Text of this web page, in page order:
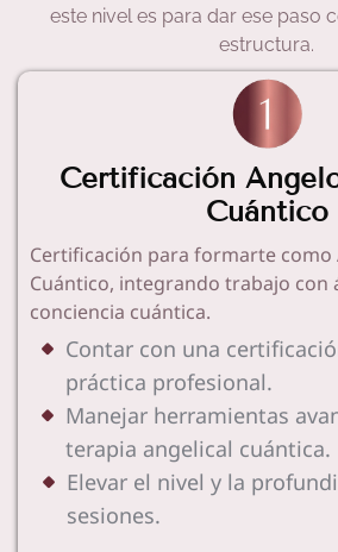
este nivel es para dar ese paso
estructura.
Certificación
Cuántico
Certificación para formarte
Cuántico, integrando trabajo con
conciencia cuántica.
Contar con una
práctica profesional.
Manejar herramientas
terapia angelical cuántica.
Elevar el nivel y la
sesiones.